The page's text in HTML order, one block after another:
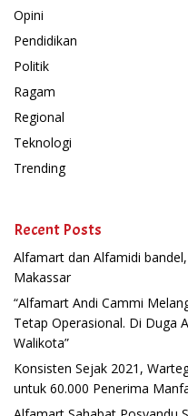
Opini
Pendidikan
Politik
Ragam
Regional
Teknologi
Trending
Recent Posts
Alfamart dan Alfamidi
Makassar
“Alfamart Andi Cammi
Tetap Operasional. Di Duga
Walikota”
Konsisten Sejak 2021,
untuk 60.000 Penerima